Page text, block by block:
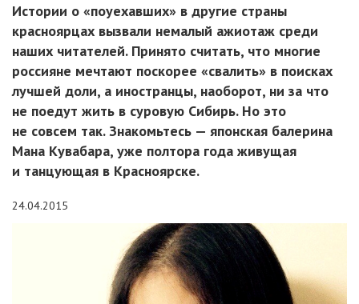
Истории о «поуехавших» в другие страны
красноярцах вызвали немалый ажиотаж среди
наших читателей. Принято считать, что многие
россияне мечтают поскорее «свалить» в поисках
лучшей доли, а иностранцы, наоборот, ни за что
не поедут жить в суровую Сибирь. Но это
не совсем так. Знакомьтесь — японская балерина
Мана Кувабара, уже полтора года живущая
и танцующая в Красноярске.
24.04.2015